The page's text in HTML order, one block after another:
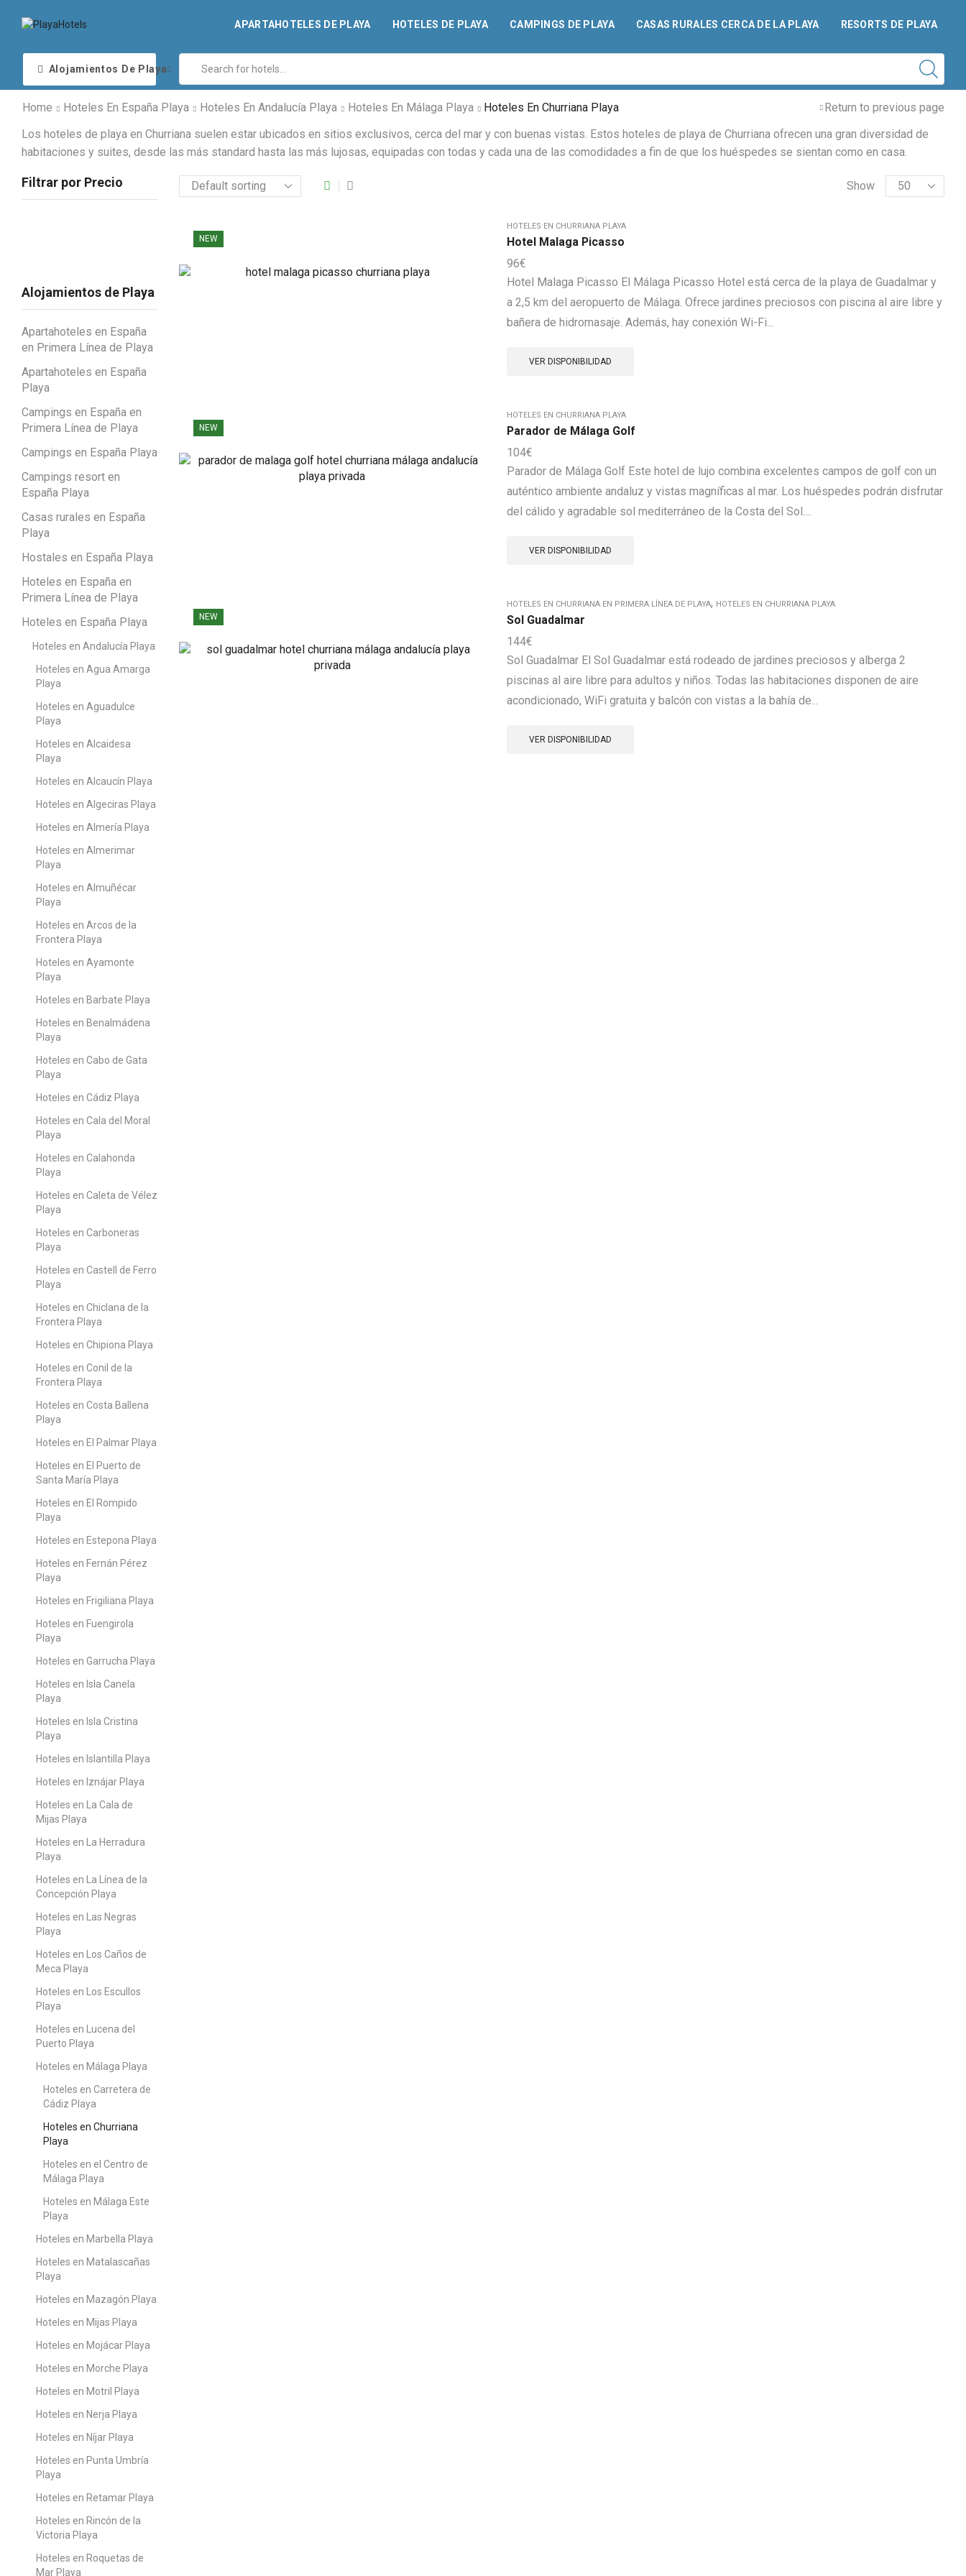
APARTAHOTELES DE PLAYA HOTELES DE PLAYA CAMPINGS DE PLAYA CASAS RURALES CERCA DE LA PLAYA RESORTS DE PLAYA
Alojamientos De Playa
input
Home Hoteles En España Playa Hoteles En Andalucía Playa Hoteles En Málaga Playa Hoteles En Churriana Playa
Return to previous page
Los hoteles de playa en Churriana suelen estar ubicados en sitios exclusivos, cerca del mar y con buenas vistas. Estos hoteles de playa de Churriana ofrecen una gran diversidad de
habitaciones y suites, desde las más standard hasta las más lujosas, equipadas con todas y cada una de las comodidades a fin de que los huéspedes se sientan como en casa.
Show
Products
per
NEW
HOTELES EN CHURRIANA PLAYA
Hotel Malaga Picasso
96€
Hotel Malaga Picasso El Málaga Picasso Hotel está cerca de la playa de Guadalmar y
a 2,5 km del aeropuerto de Málaga. Ofrece jardines preciosos con piscina al aire libre y
bañera de hidromasaje. Además, hay conexión Wi-Fi...
VER DISPONIBILIDAD
NEW
HOTELES EN CHURRIANA PLAYA
Parador de Málaga Golf
104€
Parador de Málaga Golf Este hotel de lujo combina excelentes campos de golf con un
auténtico ambiente andaluz y vistas magníficas al mar. Los huéspedes podrán disfrutar
del cálido y agradable sol mediterráneo de la Costa del Sol....
VER DISPONIBILIDAD
NEW
HOTELES EN CHURRIANA EN PRIMERA LÍNEA DE PLAYA, HOTELES EN CHURRIANA PLAYA
Sol Guadalmar
144€
Sol Guadalmar El Sol Guadalmar está rodeado de jardines preciosos y alberga 2
piscinas al aire libre para adultos y niños. Todas las habitaciones disponen de aire
acondicionado, WiFi gratuita y balcón con vistas a la bahía de...
VER DISPONIBILIDAD
Filtrar por Precio
Alojamientos de Playa
Apartahoteles en España
en Primera Línea de Playa
Apartahoteles en España
Playa
Campings en España en
Primera Línea de Playa
Campings en España Playa
Campings resort en
España Playa
Casas rurales en España
Playa
Hostales en España Playa
Hoteles en España en
Primera Línea de Playa
Hoteles en España Playa
Hoteles en Andalucía Playa
Hoteles en Agua Amarga
Playa
Hoteles en Aguadulce
Playa
Hoteles en Alcaidesa
Playa
Hoteles en Alcaucín Playa
Hoteles en Algeciras Playa
Hoteles en Almería Playa
Hoteles en Almerimar
Playa
Hoteles en Almuñécar
Playa
Hoteles en Arcos de la
Frontera Playa
Hoteles en Ayamonte
Playa
Hoteles en Barbate Playa
Hoteles en Benalmádena
Playa
Hoteles en Cabo de Gata
Playa
Hoteles en Cádiz Playa
Hoteles en Cala del Moral
Playa
Hoteles en Calahonda
Playa
Hoteles en Caleta de Vélez
Playa
Hoteles en Carboneras
Playa
Hoteles en Castell de Ferro
Playa
Hoteles en Chiclana de la
Frontera Playa
Hoteles en Chipiona Playa
Hoteles en Conil de la
Frontera Playa
Hoteles en Costa Ballena
Playa
Hoteles en El Palmar Playa
Hoteles en El Puerto de
Santa María Playa
Hoteles en El Rompido
Playa
Hoteles en Estepona Playa
Hoteles en Fernán Pérez
Playa
Hoteles en Frigiliana Playa
Hoteles en Fuengirola
Playa
Hoteles en Garrucha Playa
Hoteles en Isla Canela
Playa
Hoteles en Isla Cristina
Playa
Hoteles en Islantilla Playa
Hoteles en Iznájar Playa
Hoteles en La Cala de
Mijas Playa
Hoteles en La Herradura
Playa
Hoteles en La Línea de la
Concepción Playa
Hoteles en Las Negras
Playa
Hoteles en Los Caños de
Meca Playa
Hoteles en Los Escullos
Playa
Hoteles en Lucena del
Puerto Playa
Hoteles en Málaga Playa
Hoteles en Carretera de
Cádiz Playa
Hoteles en Churriana
Playa
Hoteles en el Centro de
Málaga Playa
Hoteles en Málaga Este
Playa
Hoteles en Marbella Playa
Hoteles en Matalascañas
Playa
Hoteles en Mazagón Playa
Hoteles en Mijas Playa
Hoteles en Mojácar Playa
Hoteles en Morche Playa
Hoteles en Motril Playa
Hoteles en Nerja Playa
Hoteles en Níjar Playa
Hoteles en Punta Umbría
Playa
Hoteles en Retamar Playa
Hoteles en Rincón de la
Victoria Playa
Hoteles en Roquetas de
Mar Playa